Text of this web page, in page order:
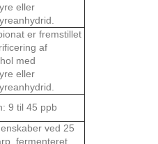
eller
er fremstillet
af
med
eller
9 til 45 ppb
ved 25
fermenteret,